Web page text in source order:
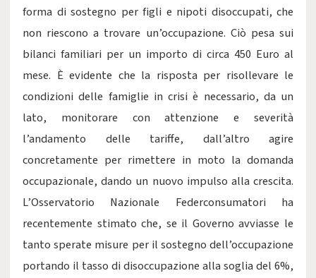
forma di sostegno per figli e nipoti disoccupati, che
non riescono a trovare un’occupazione. Ciò pesa sui
bilanci familiari per un importo di circa 450 Euro al
mese. È evidente che la risposta per risollevare le
condizioni delle famiglie in crisi è necessario, da un
lato, monitorare con attenzione e severità
l’andamento delle tariffe, dall’altro agire
concretamente per rimettere in moto la domanda
occupazionale, dando un nuovo impulso alla crescita.
L’Osservatorio Nazionale Federconsumatori ha
recentemente stimato che, se il Governo avviasse le
tanto sperate misure per il sostegno dell’occupazione
portando il tasso di disoccupazione alla soglia del 6%,